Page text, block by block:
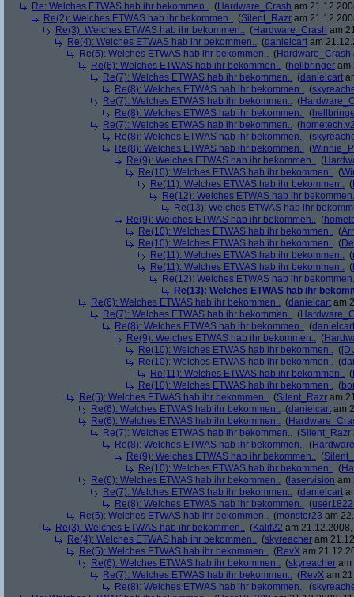
Re: Welches ETWAS hab ihr bekommen.. (Hardware_Crash am
Re(2): Welches ETWAS hab ihr bekommen.. (Silent_Razr am
Re(3): Welches ETWAS hab ihr bekommen.. (Hardware_Crash am
Re(4): Welches ETWAS hab ihr bekommen.. (danielcart am
Re(5): Welches ETWAS hab ihr bekommen.. (Hardware_Crash
Re(6): Welches ETWAS hab ihr bekommen.. (hellbringer am
Re(7): Welches ETWAS hab ihr bekommen.. (danielcart
Re(8): Welches ETWAS hab ihr bekommen.. (
Re(7): Welches ETWAS hab ihr bekommen.. (
Re(8): Welches ETWAS hab ihr bekommen.. (
Re(7): Welches ETWAS hab ihr bekommen.. (
Re(8): Welches ETWAS hab ihr bekommen.. (
Re(8): Welches ETWAS hab ihr bekommen.. (
Re(9): Welches ETWAS hab ihr bekommen.. (
Re(10): Welches ETWAS hab ihr bekommen.. (
Re(11): Welches ETWAS hab ihr bekommen.. (
Re(12): Welches ETWAS hab ihr
Re(13): Welches ETWAS hab ihr
Re(9): Welches ETWAS hab ihr bekommen.. (
Re(10): Welches ETWAS hab ihr bekommen.. (
Re(10): Welches ETWAS hab ihr bekommen.. (
Re(11): Welches ETWAS hab ihr bekommen.. (
Re(11): Welches ETWAS hab ihr bekommen.. (
Re(12): Welches ETWAS hab ihr
Re(13): Welches ETWAS hab ihr
Re(6): Welches ETWAS hab ihr bekommen.. (danielcart am
Re(7): Welches ETWAS hab ihr bekommen.. (
Re(8): Welches ETWAS hab ihr bekommen.. (danielcart
Re(9): Welches ETWAS hab ihr bekommen.. (
Re(10): Welches ETWAS hab ihr bekommen.. (
Re(10): Welches ETWAS hab ihr bekommen.. (
Re(11): Welches ETWAS hab ihr bekommen.. (
Re(10): Welches ETWAS hab ihr bekommen.. (
Re(5): Welches ETWAS hab ihr bekommen.. (Silent_Razr am
Re(6): Welches ETWAS hab ihr bekommen.. (danielcart am
Re(6): Welches ETWAS hab ihr bekommen.. (
Re(7): Welches ETWAS hab ihr bekommen.. (Silent_Razr
Re(8): Welches ETWAS hab ihr bekommen.. (
Re(9): Welches ETWAS hab ihr bekommen.. (
Re(10): Welches ETWAS hab ihr bekommen.. (
Re(6): Welches ETWAS hab ihr bekommen.. ( laservision am
Re(7): Welches ETWAS hab ihr bekommen.. (danielcart
Re(8): Welches ETWAS hab ihr bekommen.. (
Re(5): Welches ETWAS hab ihr bekommen.. (monster23 am
Re(3): Welches ETWAS hab ihr bekommen.. (Kalif22 am
Re(4): Welches ETWAS hab ihr bekommen.. (skyreacher am
Re(5): Welches ETWAS hab ihr bekommen.. (RevX am
Re(6): Welches ETWAS hab ihr bekommen.. (skyreacher am
Re(7): Welches ETWAS hab ihr bekommen.. (RevX am
Re(8): Welches ETWAS hab ihr bekommen.. (